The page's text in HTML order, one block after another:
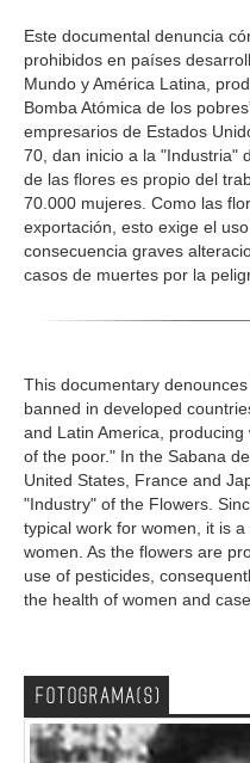
Este documental denuncia
prohibidos en países
Mundo y América Latina,
Bomba Atómica de los
empresarios de Estados
70, dan inicio a la "Industria"
de las flores es propio del
70.000 mujeres. Como las
exportación, esto exige el
consecuencia graves
casos de muertes por la
This documentary
banned in developed
and Latin America,
of the poor." In the Sabana
United States, France and
"Industry" of the Flowers.
typical work for women, it is
women. As the flowers are
use of pesticides,
the health of women and
FOTOGRAMA(S)